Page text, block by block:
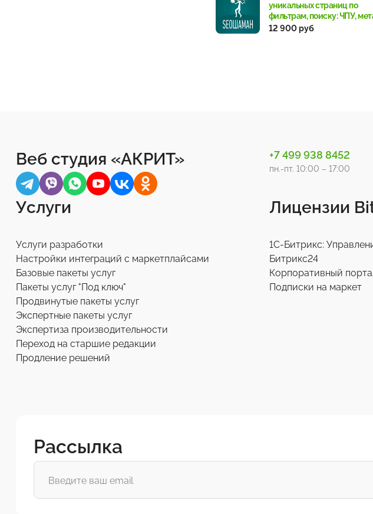
уникальных страниц по
фильтрам, поиску: ЧПУ,
теги, хлебные крошки.
12 900 руб
Веб студия «АКРИТ» +7 499 938 8452
пн.-пт. 10:00 – 17:00
Услуги
Услуги разработки
Настройки интеграций с маркетплайсами
Базовые пакеты услуг
Пакеты услуг "Под ключ"
Продвинутые пакеты услуг
Экспертные пакеты услуг
Экспертиза производительности
Переход на старшие редакции
Продление решений
Лицензии
1С-Битрикс:
Битрикс24
Корпоративный
Подписки на маркет
Рассылка